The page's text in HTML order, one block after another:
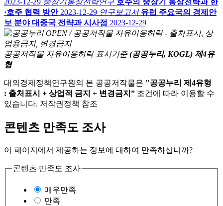
·호주 협력 방안 2023-12-29 연구보고서 유럽 주요국의 경제안
보 분야 대중국 전략과 시사점 2023-12-29
공공저작물 자유이용허락 표시기준 (공공누리, KOGL) 제4유
형
대외경제정책연구원의 본 공공저작물은 "공공누리 제4유형
: 출처표시 + 상업적 금지 + 변경금지” 조건에 따라 이용할 수
있습니다. 저작권정책 참조
콘텐츠 만족도 조사
이 페이지에서 제공하는 정보에 대하여 만족하십니까?
콘텐츠 만족도 조사
매우만족
만족